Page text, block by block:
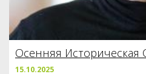
Осенняя Историческая
15.10.2025